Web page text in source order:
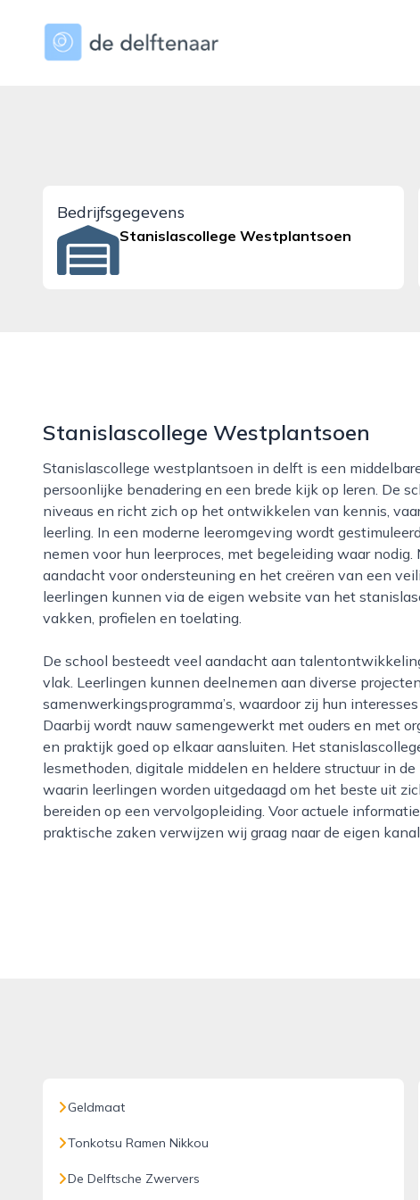
dedelftenaar.nl
Bedrijfsgegevens
Stanislascollege Westplantsoen
Stanislascollege Westplantsoen
Stanislascollege westplantsoen in delft is een middelbare school die bekendstaat om een
persoonlijke benadering en een brede kijk op leren. De
niveaus en richt zich op het ontwikkelen van kennis,
leerling. In een moderne leeromgeving wordt
nemen voor hun leerproces, met begeleiding waar nodig.
aandacht voor ondersteuning en het creëren van een
leerlingen kunnen via de eigen website van het
vakken, profielen en toelating.
De school besteedt veel aandacht aan talentontwikkeling, zowel op cognitief als creatief en sociaal
vlak. Leerlingen kunnen deelnemen aan diverse
samenwerkingsprogramma’s, waardoor zij hun
Daarbij wordt nauw samengewerkt met ouders en met
en praktijk goed op elkaar aansluiten. Het
lesmethoden, digitale middelen en heldere structuur in
waarin leerlingen worden uitgedaagd om het beste uit
bereiden op een vervolgopleiding. Voor actuele
praktische zaken verwijzen wij graag naar de eigen
Geldmaat
Tonkotsu Ramen Nikkou
De Delftsche Zwervers